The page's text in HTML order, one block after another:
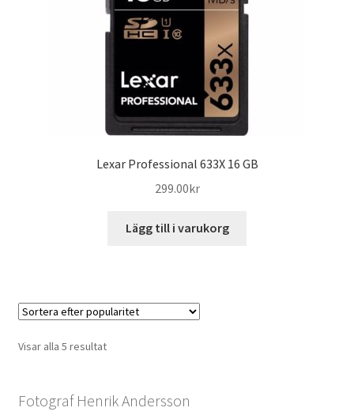
Lexar Professional 633X 16 GB
299.00kr
Lägg till i varukorg
Visar alla 5 resultatSortera
Fotograf Henrik Andersson